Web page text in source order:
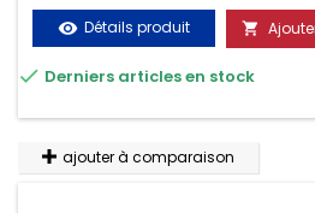
d'arrimer et de sécuriser vos
transport. Matière polyester très
variations de températures,
visibility Détails produit 
 Derniers articles en stock
ajouter à comparaison